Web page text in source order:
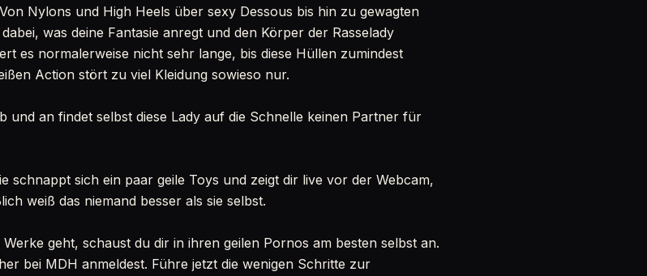
Nylons und High Heels über sexy Dessous bis hin zu gewagten
was deine Fantasie anregt und den Körper der Rasselady
es normalerweise nicht sehr lange, bis diese Hüllen zumindest
Action stört zu viel Kleidung sowieso nur.
und an findet selbst diese Lady auf die Schnelle keinen Partner für
schnappt sich ein paar geile Toys und zeigt dir live vor der Webcam,
weiß das niemand besser als sie selbst.
geht, schaust du dir in ihren geilen Pornos am besten selbst an.
bei MDH anmeldest. Führe jetzt die wenigen Schritte zur